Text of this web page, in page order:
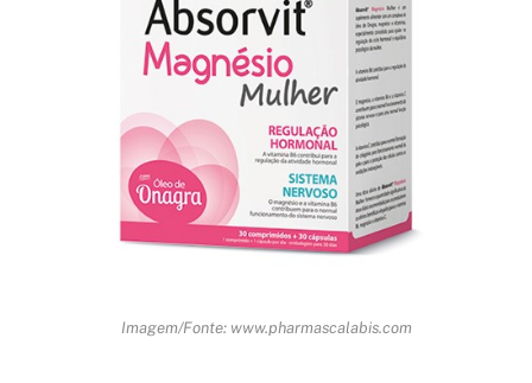
Imagem/Fonte: www.pharmascalabis.com